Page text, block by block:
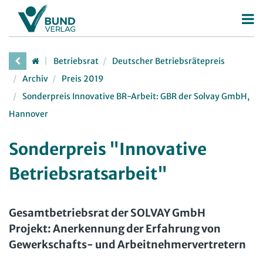
Betriebsrat
Betriebsratswahl
Betriebsratsarbeit
Mitbestimmung
Beschäftigtendatenschutz
Deutscher Betriebsrätepreis
Personalrat
Deutscher Personalräte-Preis
JAV
Betriebsrat
Deutscher Betriebsrätepreis
Archiv
Preis 2019
Sonderpreis Innovative BR-Arbeit: GBR der Solvay GmbH,
Hannover
Sonderpreis "Innovative
Betriebsratsarbeit"
Gesamtbetriebsrat der SOLVAY GmbH
Projekt:Anerkennung der Erfahrung von
Gewerkschafts- und Arbeitnehmervertretern